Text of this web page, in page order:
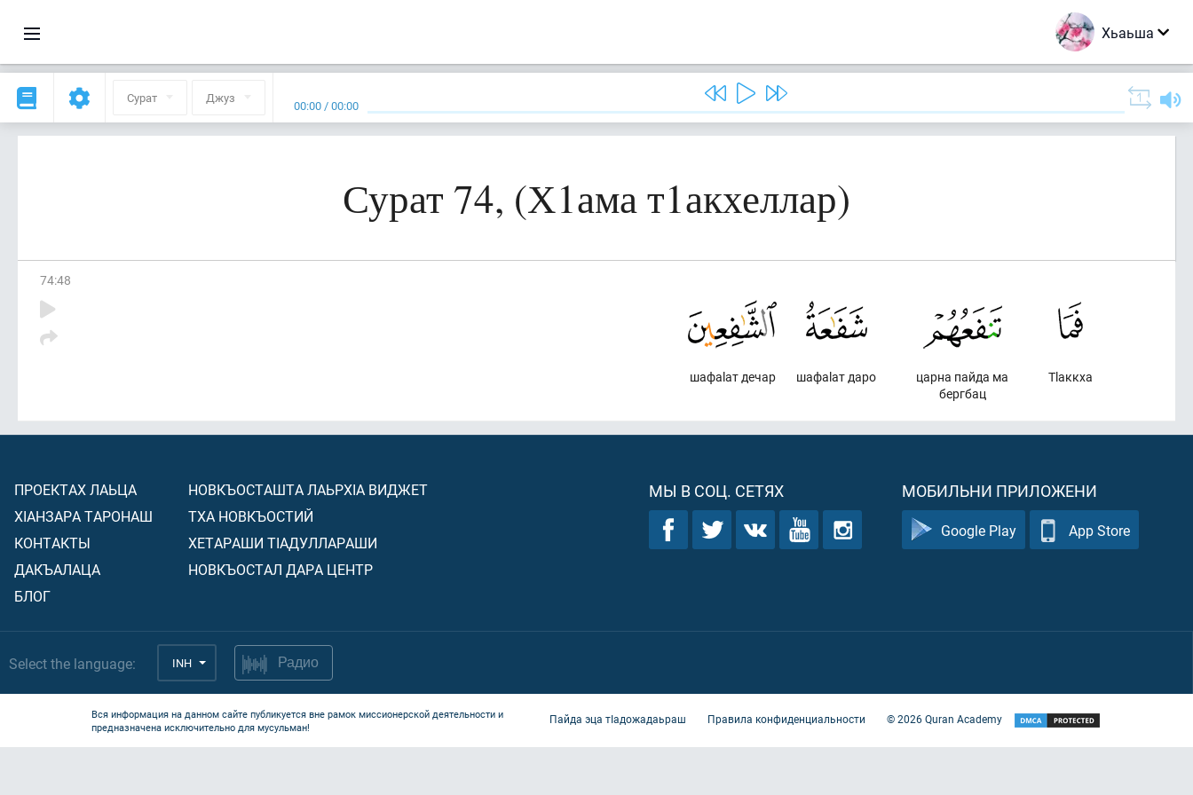
Хьаьша
Сурат Джуз 00:00 /00:00
Сурат 74, (Х1ама т1акхеллар)
74:48
Тlаккха
царна пайда ма
бергбац
шафаlат даро
шафаlат дечар
ПРОЕКТАХ ЛАЬЦА
ХIАНЗАРА ТАРОНАШ
КОНТАКТЫ
ДАКЪАЛАЦА
БЛОГ
НОВКЪОСТАШТА ЛАЬРХIА ВИДЖЕТ
ТХА НОВКЪОСТИЙ
ХЕТАРАШИ ТIАДУЛЛАРАШИ
НОВКЪОСТАЛ ДАРА ЦЕНТР
МЫ В СОЦ. СЕТЯХ МОБИЛЬНИ ПРИЛОЖЕНИ
Google Play App Store
Select the language: INH Радио
Вся информация на данном сайте публикуется вне рамок миссионерской деятельности и
предназначена исключительно для мусульман!
Пайда эца тIадожадаьраш Правила конфиденциальности ©2026Quran Academy